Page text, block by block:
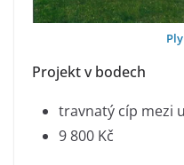
Projekt v bodech
travnatý cíp mezi
9 800 Kč